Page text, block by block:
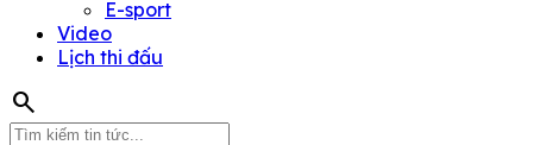
E-sport
Video
Lịch thi đấu
search